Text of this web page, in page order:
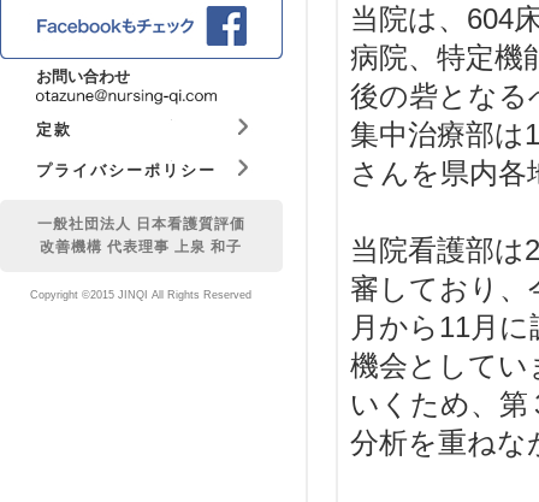
お問い合わせ
定款
プライバシーポリシー
一般社団法人 日本看護質評価
改善機構 代表理事 上泉 和子
Copyright ©2015 JINQI All Rights Reserved
当院は、604
病院、特定機
後の砦となる
集中治療部は
さんを県内各
当院看護部は
審しており、
月から11月
機会としてい
いくため、第
分析を重ねな